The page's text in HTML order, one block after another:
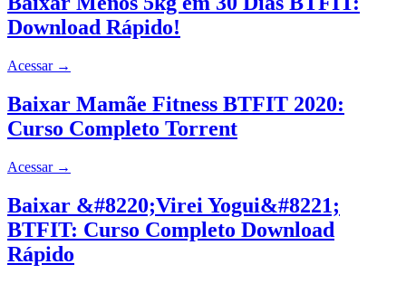
Download Rápido!
Acessar →
Baixar Mamãe Fitness BTFIT 2020:
Curso Completo Torrent
Acessar →
Baixar &#8220;Virei Yogui&#8221;
BTFIT: Curso Completo Download
Rápido